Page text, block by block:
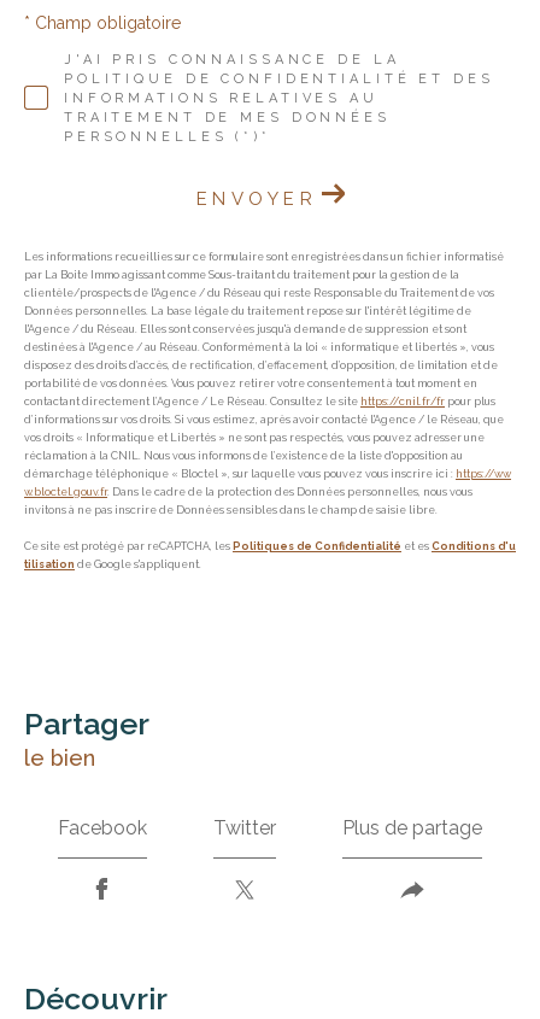
J'AI PRIS CONNAISSANCE DE LA
POLITIQUE DE CONFIDENTIALITÉ ET DES
INFORMATIONS RELATIVES AU
TRAITEMENT DE MES DONNÉES
PERSONNELLES (*)*
* Champ obligatoire
ENVOYER
Les informations recueillies sur ce formulaire sont enregistrées dans un fichier informatisé
par La Boite Immo agissant comme Sous-traitant du traitement pour la gestion de la
clientèle/prospects de l'Agence / du Réseau qui reste Responsable du Traitement de vos
Données personnelles. La base légale du traitement repose sur l'intérêt légitime de
l'Agence / du Réseau. Elles sont conservées jusqu'à demande de suppression et sont
destinées à l'Agence / au Réseau. Conformément à la loi « informatique et libertés », vous
disposez des droits d’accès, de rectification, d’effacement, d’opposition, de limitation et de
portabilité de vos données. Vous pouvez retirer votre consentement à tout moment en
contactant directement l’Agence / Le Réseau. Consultez le site https://cnil.fr/fr pour plus
d’informations sur vos droits. Si vous estimez, après avoir contacté l'Agence / le Réseau, que
vos droits « Informatique et Libertés » ne sont pas respectés, vous pouvez adresser une
réclamation à la CNIL. Nous vous informons de l’existence de la liste d'opposition au
démarchage téléphonique « Bloctel », sur laquelle vous pouvez vous inscrire ici : https://ww
w.bloctel.gouv.fr. Dans le cadre de la protection des Données personnelles, nous vous
invitons à ne pas inscrire de Données sensibles dans le champ de saisie libre.
Ce site est protégé par reCAPTCHA, les Politiques de Confidentialité et es Conditions d'u
tilisation de Google s'appliquent.
partager
le bien
Facebook Twitter Plus de partage
découvrir